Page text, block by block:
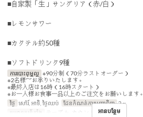
■自家製「生」サングリア（赤/白）
■レモンサワー
■カクテル約50種
■ソフトドリンク9種
ការបោះពុម្ពល្អ ※90分制（70分ラストオーダー）
※2名様～お承りいたします。
※最終入店は16時（16時スタート）
※お一人様お食事一品以上のご注文をお願いします。
ថ្ងៃ សៅរ៍, អាទិ, ថ្ងៃឈប់ ដែនកំណត់ការបញ្ជាទិញ 2 ~
ប្រភេទកន្រ្ត័តាំង
テーブル, カウンターអានបន្ថែម